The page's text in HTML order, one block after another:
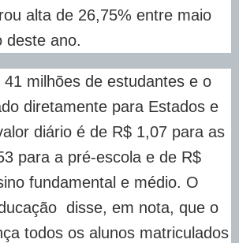
alta de 26,75% entre maio
deste ano.
milhões de estudantes e o
diretamente para Estados e
diário é de R$ 1,07 para as
para a pré-escola e de R$
fundamental e médio. O
disse, em nota, que o
todos os alunos matriculados